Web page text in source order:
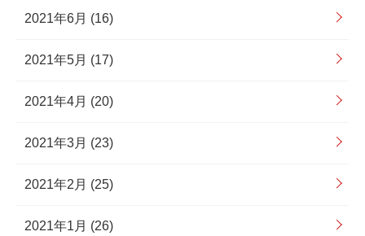
2021年6月 (16)
2021年5月 (17)
2021年4月 (20)
2021年3月 (23)
2021年2月 (25)
2021年1月 (26)